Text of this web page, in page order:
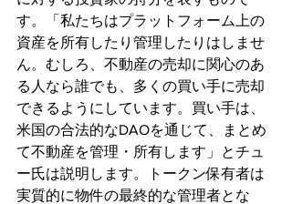
す。「私たちはプラットフォーム上の
資産を所有したり管理したりはしませ
ん。むしろ、不動産の売却に関心のあ
る人なら誰でも、多くの買い手に売却
できるようにしています。買い手は、
米国の合法的なDAOを通じて、まとめ
て不動産を管理・所有します」とチュ
ー氏は説明します。トークン保有者は
実質的に物件の最終的な管理者とな